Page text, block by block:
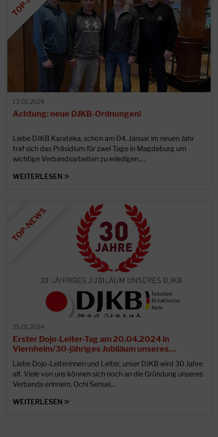
13.02.2024
Achtung: neue DJKB-Ordnungen!
Liebe DJKB Karateka, schon am 04. Januar im neuen Jahr
traf sich das Präsidium für zwei Tage in Magdeburg um
wichtige Verbandsarbeiten zu erledigen.…
WEITERLESEN
25.01.2024
Erster Dojo-Leiter-Tag am 20.04.2024 in
Viernheim/30-jähriges Jubiläum unseres…
Liebe Dojo-Leiterinnen und Leiter, unser DJKB wird 30 Jahre
alt. Viele von uns können sich noch an die Gründung unseres
Verbands erinnern. Ochi Sensei…
WEITERLESEN